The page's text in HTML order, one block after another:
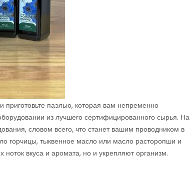
приготовьте паэлью, которая вам непременно
из лучшего сертифицированного сырья. На
словом всего, что станет вашим проводником в
горчицы, тыквенное масло или масло расторопши и
вкуса и аромата, но и укрепляют организм.